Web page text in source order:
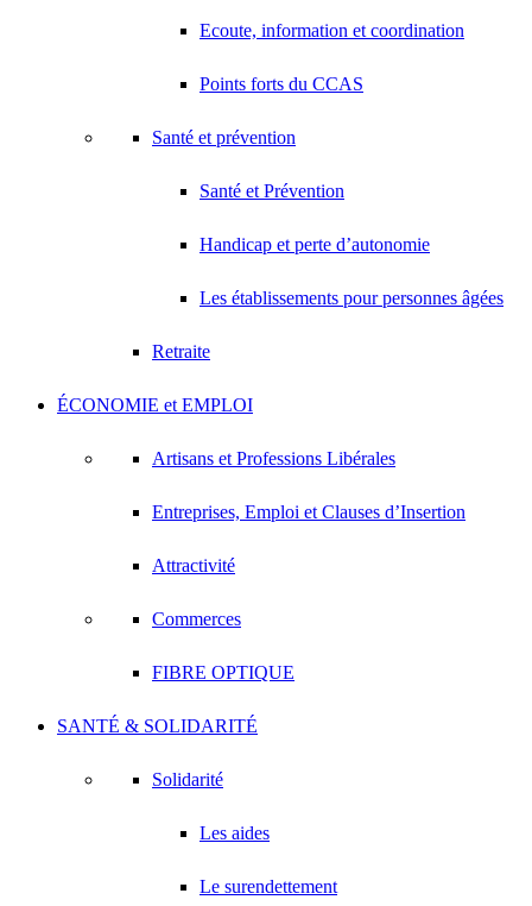
Ecoute, information et coordination
Points forts du CCAS
Santé et prévention
Santé et Prévention
Handicap et perte d’autonomie
Les établissements pour personnes âgées
Retraite
ÉCONOMIE et EMPLOI
Artisans et Professions Libérales
Entreprises, Emploi et Clauses d’Insertion
Attractivité
Commerces
FIBRE OPTIQUE
SANTÉ & SOLIDARITÉ
Solidarité
Les aides
Le surendettement